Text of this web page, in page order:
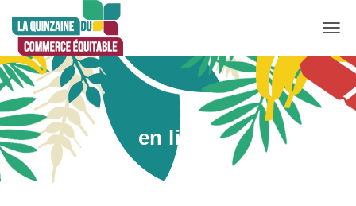
LA
en ligne